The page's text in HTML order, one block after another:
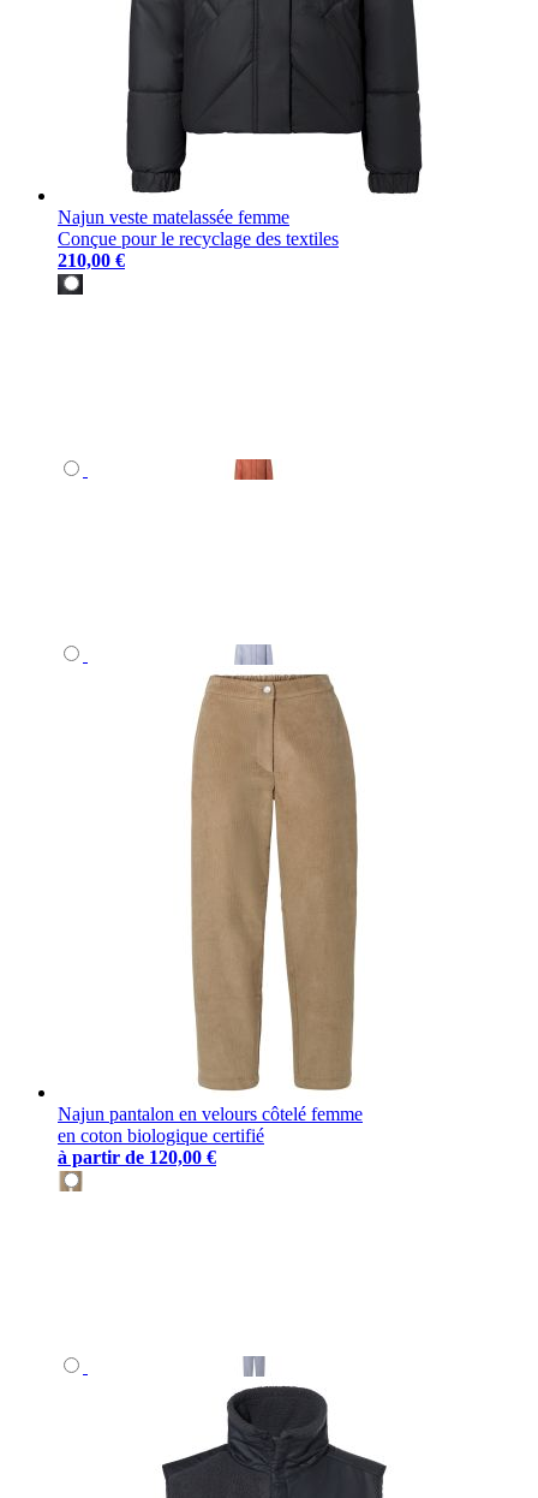
Najun veste matelassée femme
Conçue pour le recyclage des textiles
210,00 €
Najun pantalon en velours côtelé femme
en coton biologique certifié
à partir de 120,00 €